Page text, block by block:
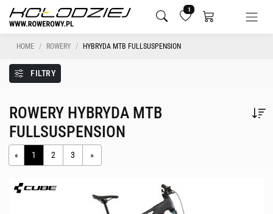
1
HOME ROWERY HYBRYDA MTB FULLSUSPENSION
FILTRY
ROWERY HYBRYDA MTB
FULLSUSPENSION
« 1 2 3 »